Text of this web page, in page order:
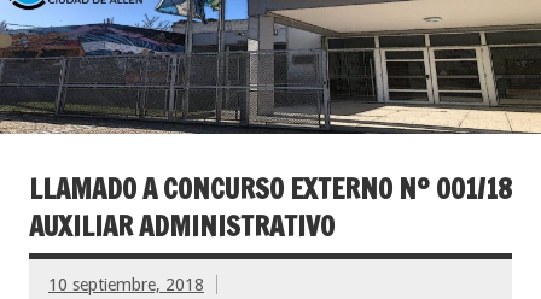
LLAMADO A CONCURSO EXTERNO Nº 001/18
AUXILIAR ADMINISTRATIVO
10 septiembre, 2018